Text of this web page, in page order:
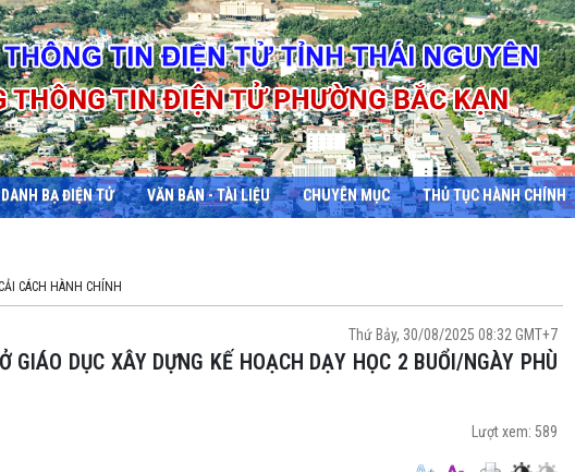
DANH BẠ ĐIỆN TỬ VĂN BẢN - TÀI LIỆU CHUYÊN MỤC THỦ TỤC HÀNH CHÍNH
CÁCH HÀNH CHÍNH
Thứ Bảy, 30/08/2025 08:32 GMT+7
Lượt xem: 589